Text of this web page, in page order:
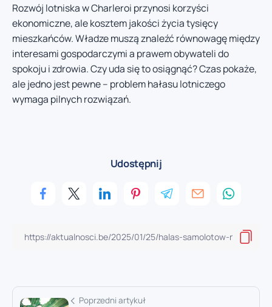
Rozwój lotniska w Charleroi przynosi korzyści
ekonomiczne, ale kosztem jakości życia tysięcy
mieszkańców. Władze muszą znaleźć równowagę między
interesami gospodarczymi a prawem obywateli do
spokoju i zdrowia. Czy uda się to osiągnąć? Czas pokaże,
ale jedno jest pewne – problem hałasu lotniczego
wymaga pilnych rozwiązań.
Udostępnij
Poprzedni artykuł